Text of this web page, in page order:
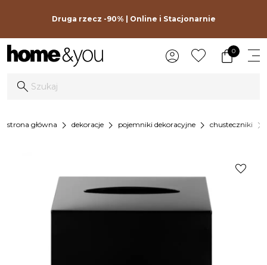
Druga rzecz -90% | Online i Stacjonarnie
0
strona główna chevron_right dekoracje chevron_right pojemniki dekoracyjne chevron_right chusteczniki chevron_right
favorite